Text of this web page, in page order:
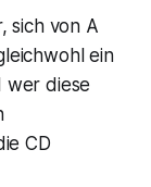
sich von A
ein
wer diese
CD